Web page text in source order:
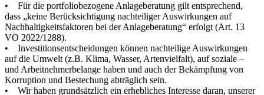
• Für die portfoliobezogene Anlageberatung gilt entsprechend,
dass „keine Berücksichtigung nachteiliger Auswirkungen auf
Nachhaltigkeitsfaktoren bei der Anlageberatung“ erfolgt (Art. 13
VO 2022/1288).
• Investitionsentscheidungen können nachteilige Auswirkungen
auf die Umwelt (z.B. Klima, Wasser, Artenvielfalt), auf soziale –
und Arbeitnehmerbelange haben und auch der Bekämpfung von
Korruption und Bestechung abträglich sein.
• Wir haben grundsätzlich ein erhebliches Interesse daran, unserer